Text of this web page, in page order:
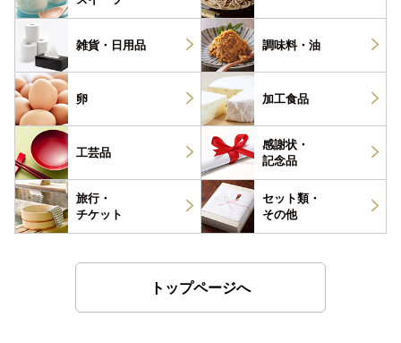
雑貨・ 日用品 調味料・ 油
卵 加工食品
工芸品
感謝状・
記念品
旅行・
チケット
セット類・
その他
トップページへ